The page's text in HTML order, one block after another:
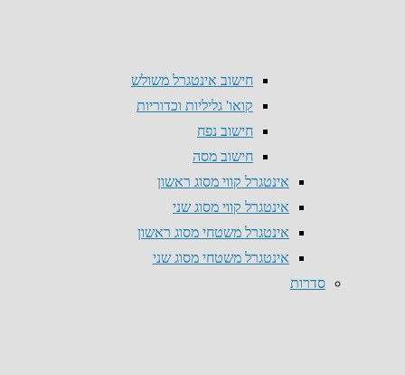
חישוב אינטגרל משולש
קואו' גליליות וכדוריות
חישוב נפח
חישוב מסה
אינטגרל קווי מסוג ראשון
אינטגרל קווי מסוג שני
אינטגרל משטחי מסוג ראשון
אינטגרל משטחי מסוג שני
סדרות